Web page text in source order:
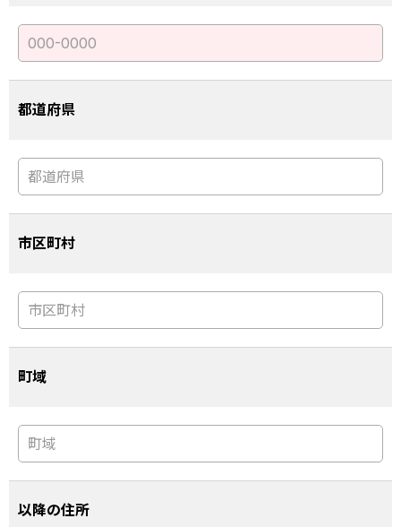
都道府県
市区町村
町域
以降の住所